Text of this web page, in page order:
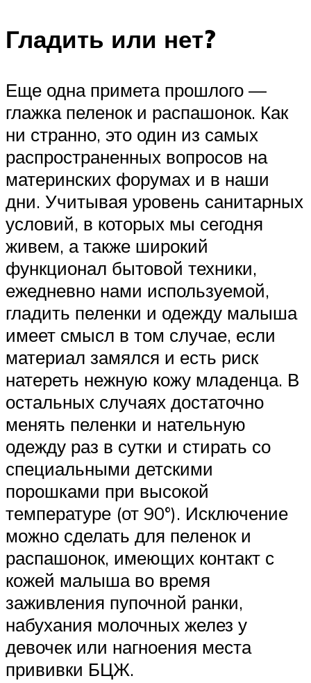
Гладить или нет?
Еще одна примета прошлого —
глажка пеленок и распашонок. Как
ни странно, это один из самых
распространенных вопросов на
материнских форумах и в наши
дни. Учитывая уровень санитарных
условий, в которых мы сегодня
живем, а также широкий
функционал бытовой техники,
ежедневно нами используемой,
гладить пеленки и одежду малыша
имеет смысл в том случае, если
материал замялся и есть риск
натереть нежную кожу младенца. В
остальных случаях достаточно
менять пеленки и нательную
одежду раз в сутки и стирать со
специальными детскими
порошками при высокой
температуре (от 90°). Исключение
можно сделать для пеленок и
распашонок, имеющих контакт с
кожей малыша во время
заживления пупочной ранки,
набухания молочных желез у
девочек или нагноения места
прививки БЦЖ.